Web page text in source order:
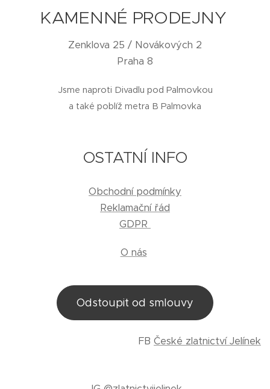
KAMENNÉ PRODEJNY
Zenklova 25 / Novákových 2
Praha 8
Jsme naproti Divadlu pod Palmovkou
a také poblíž metra B Palmovka
OSTATNÍ INFO
Obchodní podmínky
Reklamační řád
GDPR
O nás
Odstoupit od smlouvy
FB České zlatnictví Jelínek